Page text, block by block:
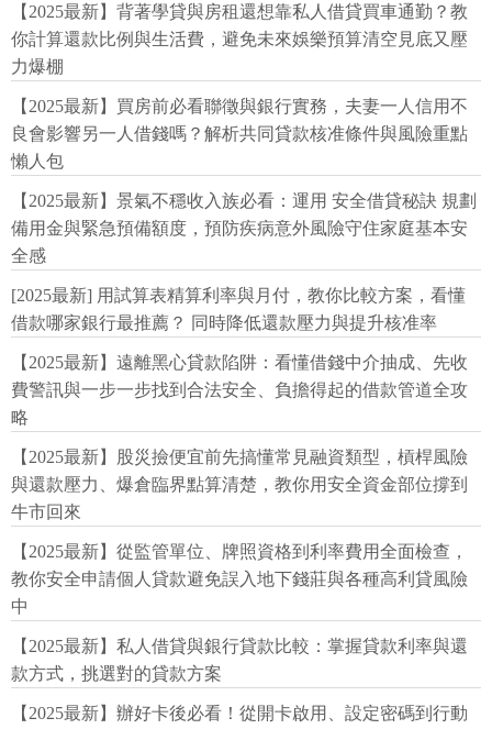
【2025最新】背著學貸與房租還想靠私人借貸買車通勤？教
你計算還款比例與生活費，避免未來娛樂預算清空見底又壓
力爆棚
【2025最新】買房前必看聯徵與銀行實務，夫妻一人信用不
良會影響另一人借錢嗎？解析共同貸款核准條件與風險重點
懶人包
【2025最新】景氣不穩收入族必看：運用 安全借貸秘訣 規劃
備用金與緊急預備額度，預防疾病意外風險守住家庭基本安
全感
[2025最新] 用試算表精算利率與月付，教你比較方案，看懂
借款哪家銀行最推薦？ 同時降低還款壓力與提升核准率
【2025最新】遠離黑心貸款陷阱：看懂借錢中介抽成、先收
費警訊與一步一步找到合法安全、負擔得起的借款管道全攻
略
【2025最新】股災撿便宜前先搞懂常見融資類型，槓桿風險
與還款壓力、爆倉臨界點算清楚，教你用安全資金部位撐到
牛市回來
【2025最新】從監管單位、牌照資格到利率費用全面檢查，
教你安全申請個人貸款避免誤入地下錢莊與各種高利貸風險
中
【2025最新】私人借貸與銀行貸款比較：掌握貸款利率與還
款方式，挑選對的貸款方案
【2025最新】辦好卡後必看！從開卡啟用、設定密碼到行動